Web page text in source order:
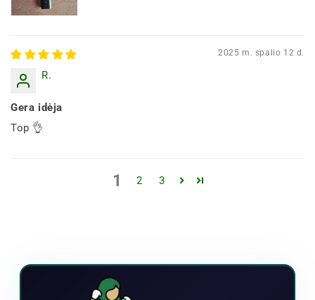
2025 m. spalio 12 d.
R.
Gera idėja
Top 👌
1 2 3